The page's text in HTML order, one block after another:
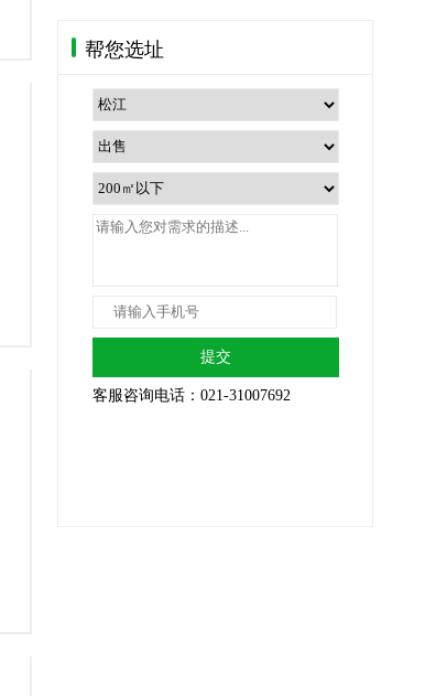
帮您选址
提交
客服咨询电话：021-31007692